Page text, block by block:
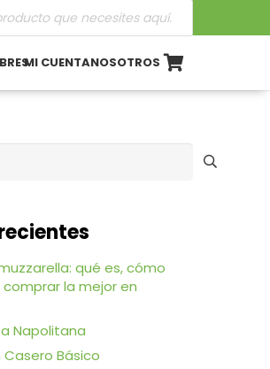
MI CUENTANOSOTROS
Fideos Porotos
qué es, cómo
la mejor en
Napolitana
Básico